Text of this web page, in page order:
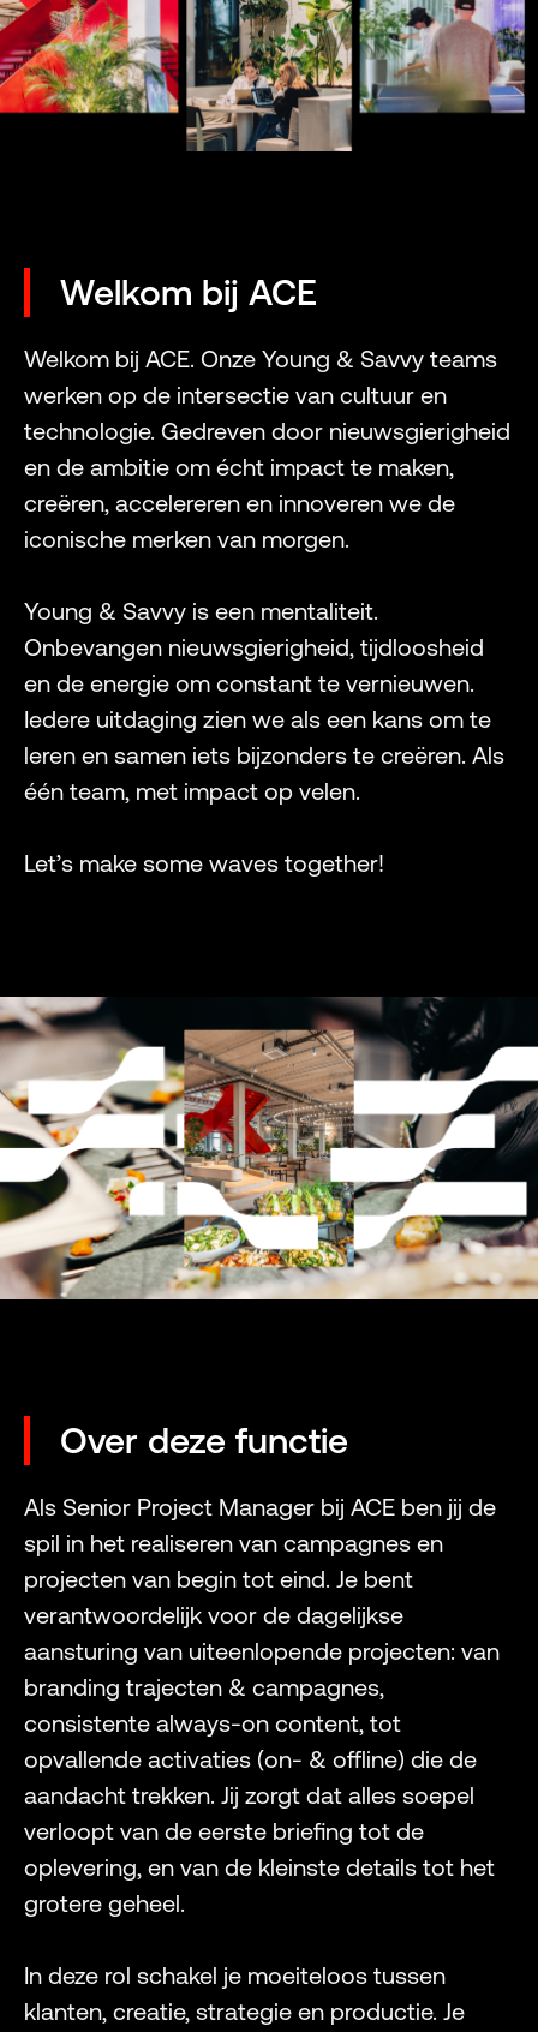
Welkom bij ACE
Welkom bij ACE. Onze Young & Savvy teams
werken op de intersectie van cultuur en
technologie. Gedreven door nieuwsgierigheid
en de ambitie om écht impact te maken,
creëren, accelereren en innoveren we de
iconische merken van morgen.
Young & Savvy is een mentaliteit.
Onbevangen nieuwsgierigheid, tijdloosheid
en de energie om constant te vernieuwen.
Iedere uitdaging zien we als een kans om te
leren en samen iets bijzonders te creëren. Als
één team, met impact op velen.
Let’s make some waves together!
Over deze functie
Als Senior Project Manager bij ACE ben jij de
spil in het realiseren van campagnes en
projecten van begin tot eind. Je bent
verantwoordelijk voor de dagelijkse
aansturing van uiteenlopende projecten: van
branding trajecten & campagnes,
consistente always-on content, tot
opvallende activaties (on- & offline) die de
aandacht trekken. Jij zorgt dat alles soepel
verloopt van de eerste briefing tot de
oplevering, en van de kleinste details tot het
grotere geheel.
In deze rol schakel je moeiteloos tussen
klanten, creatie, strategie en productie. Je